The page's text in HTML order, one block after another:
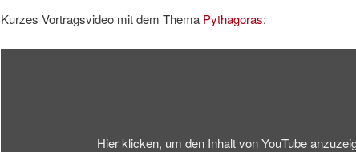
Kurzes Vortragsvideo mit dem Thema Pythagoras:
Hier klicken, um den Inhalt von YouTube